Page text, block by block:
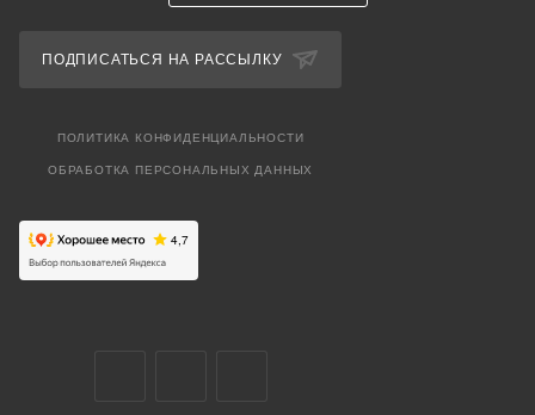
ПОДПИСАТЬСЯ НА РАССЫЛКУ
ПОЛИТИКА КОНФИДЕНЦИАЛЬНОСТИ
ОБРАБОТКА ПЕРСОНАЛЬНЫХ ДАННЫХ